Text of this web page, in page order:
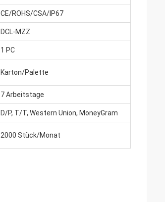
CE/ROHS/CSA/IP67
DCL-MZZ
1 PC
Karton/Palette
7 Arbeitstage
D/P, T/T, Western Union, MoneyGram
2000 Stück/Monat